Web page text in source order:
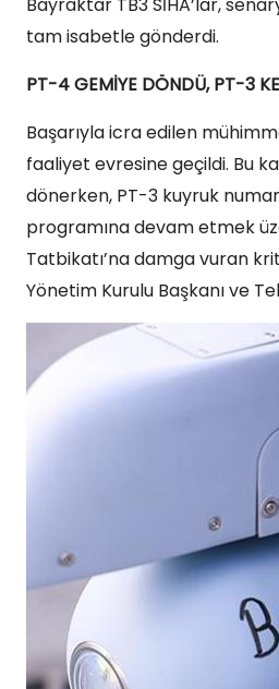
tam isabetle gönderdi.
PT-4 GEMİYE DÖNDÜ, PT-3
Başarıyla icra edilen
faaliyet evresine geçildi. Bu
dönerken, PT-3 kuyruk
programına devam etmek
Tatbikatı’na damga vuran
Yönetim Kurulu Başkanı ve